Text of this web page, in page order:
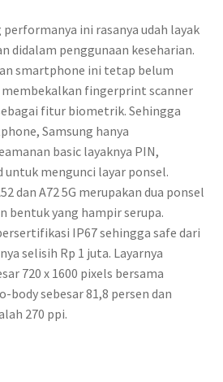
ini rasanya udah layak
didalam penggunaan keseharian.
smartphone ini tetap belum
fingerprint scanner
fitur biometrik. Sehingga
Samsung hanya
basic layaknya PIN,
untuk mengunci layar ponsel.
dan A72 5G merupakan dua ponsel
bentuk yang hampir serupa.
IP67 sehingga safe dari
selisih Rp 1 juta. Layarnya
720 x 1600 pixels bersama
body sebesar 81,8 persen dan
270 ppi.